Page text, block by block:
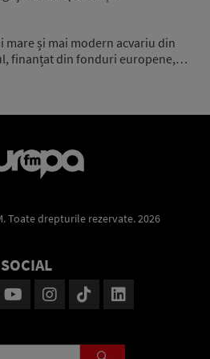
mare și mai modern acvariu din
finanțat din fonduri europene,…
Toate drepturile rezervate. 2026
SOCIAL